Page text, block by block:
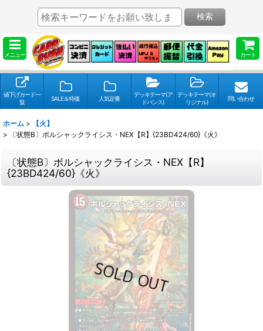
メニュー カート
検索
値下げカード一
覧
SALE＆特価 人気定番
デッキテーマ(ア
ドバンス)
デッキテーマ(オ
リジナル)
問い合わせ
ホーム >
【火】
>
〔状態B〕ボルシャックライシス・NEX【R】{23BD424/60}《火》
〔状態B〕ボルシャックライシス・NEX【R】
{23BD424/60}《火》